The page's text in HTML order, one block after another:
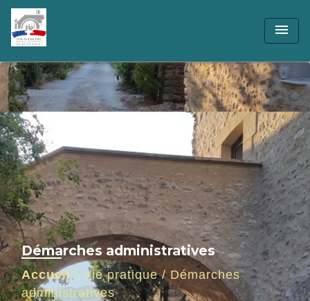
menu
Démarches administratives
Accueil/ Vie pratique/Démarches
administratives